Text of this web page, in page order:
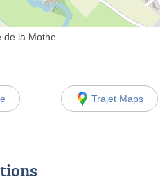
de la Mothe
Trajet Maps